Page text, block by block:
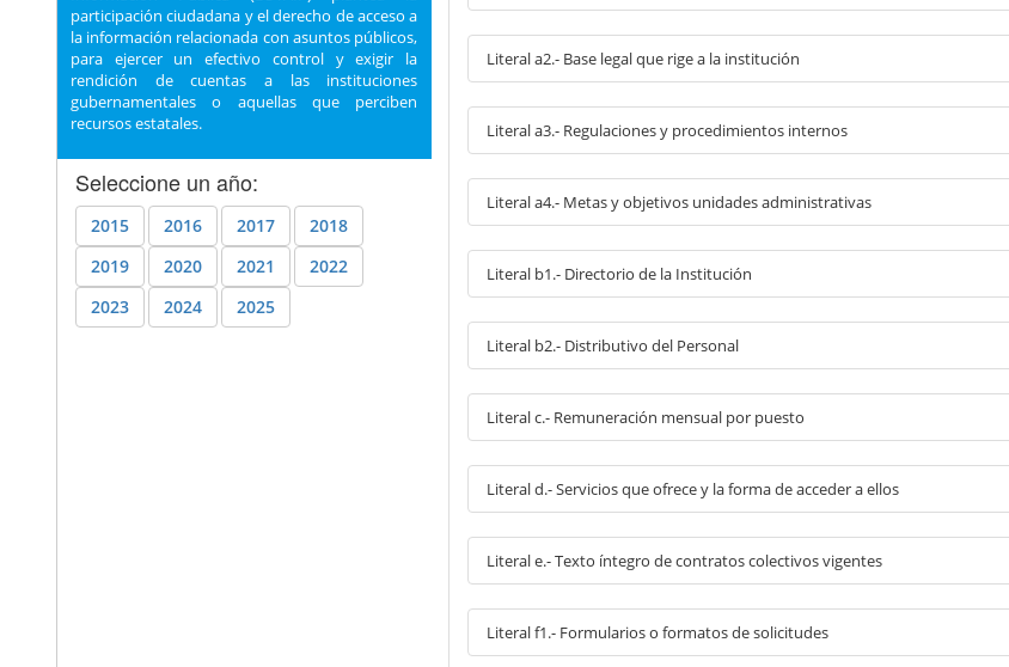
participación ciudadana y el derecho de acceso a
la información relacionada con asuntos públicos,
para ejercer un efectivo control y exigir la
rendición de cuentas a las instituciones
gubernamentales o aquellas que perciben
recursos estatales.
Seleccione un año:
2015 2016 2017
2018
2019
2020 2021
2022
2023
2024 2025
Literal a2.- Base legal que rige a la institución
Literal a3.- Regulaciones y procedimientos internos
Literal a4.- Metas y objetivos unidades administrativas
Literal b1.- Directorio de la Institución
Literal b2.- Distributivo del Personal
Literal c.- Remuneración mensual por puesto
Literal d.- Servicios que ofrece y la forma de acceder a ellos
Literal e.- Texto íntegro de contratos colectivos vigentes
Literal f1.- Formularios o formatos de solicitudes